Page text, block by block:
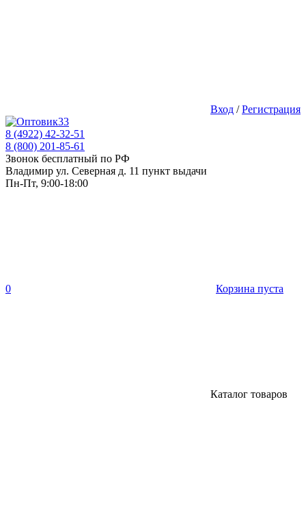
Вход /Регистрация
8 (4922) 42-32-51
8 (800) 201-85-61
Звонок бесплатный по РФ
Владимир ул. Северная д. 11 пункт выдачи
Пн-Пт, 9:00-18:00
0 Корзина пуста
Каталог товаров